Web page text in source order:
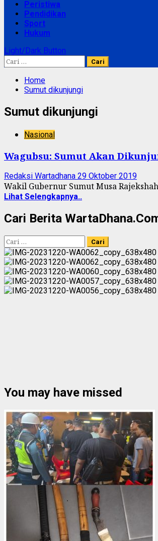
Peristiwa
Pendidikan
Sport
Hukum
Light/Dark Button
Cari
untuk:
Home
Sumut dikunjungi
Sumut dikunjungi
Nasional
Wagubsu: Sumut Akan
Redaksi Wartadhana 29 Oktober 2019
Wakil Gubernur Sumut Musa
Lihat Selengkapnya..
Cari Berita
Cari
untuk:
You may have missed